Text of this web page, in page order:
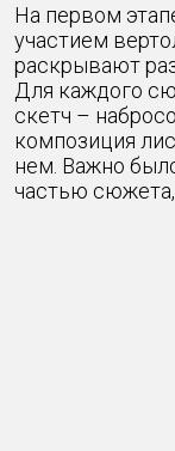
На первом
участием
раскрывают
Для каждого
скетч –
композиция
нем. Важно
частью